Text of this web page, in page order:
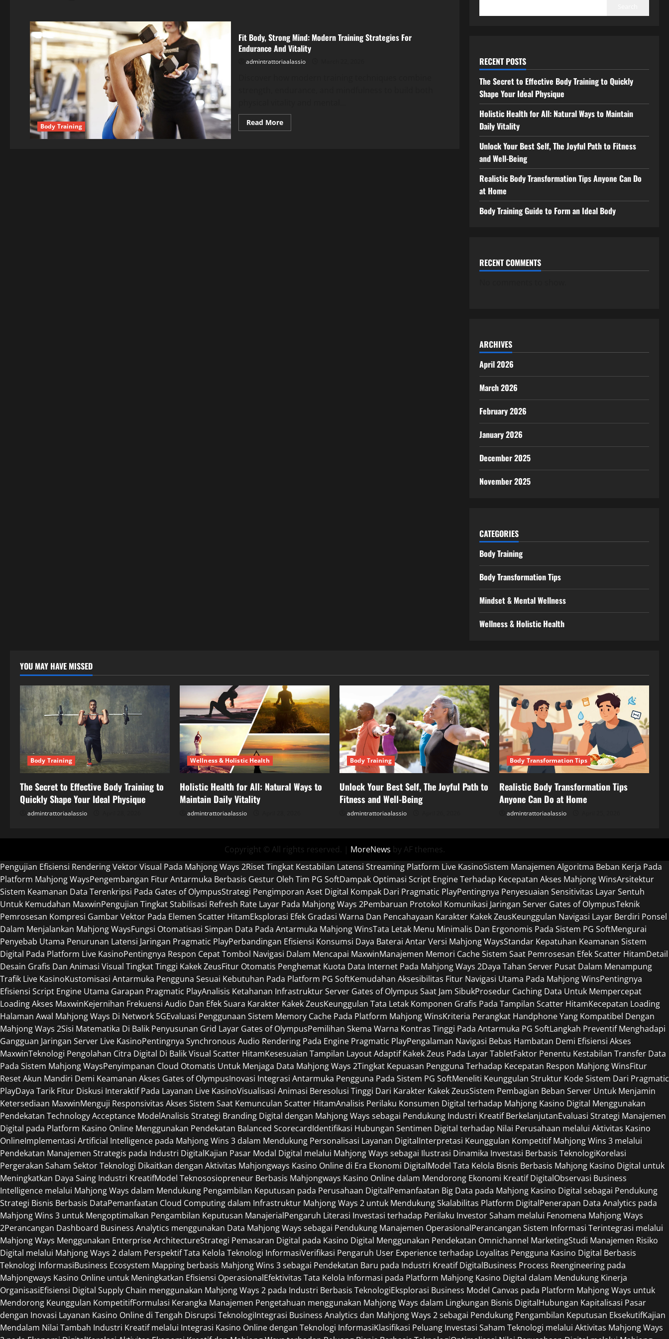
Body Training
Fit Body, Strong Mind: Modern Training Strategies For
Endurance And Vitality
admintrattoriaalassio
Read MoreRead
more
RECENT POSTS
The Secret to Effective Body Training to Quickly
Shape Your Ideal Physique
Holistic Health for All: Natural Ways to Maintain
Daily Vitality
Unlock Your Best Self, The Joyful Path to Fitness
and Well-Being
Realistic Body Transformation Tips Anyone Can Do
at Home
Body Training Guide to Form an Ideal Body
RECENT COMMENTS
ARCHIVES
April 2026
March 2026
February 2026
January 2026
December 2025
November 2025
CATEGORIES
Body Training
Body Transformation Tips
Mindset & Mental Wellness
Wellness & Holistic Health
YOU MAY HAVE MISSED
Body Training
The Secret to Effective Body Training to
Quickly Shape Your Ideal Physique
admintrattoriaalassio
Wellness & Holistic Health
Holistic Health for All: Natural Ways to
Maintain Daily Vitality
admintrattoriaalassio
Body Training
Unlock Your Best Self, The Joyful Path to
Fitness and Well-Being
admintrattoriaalassio
Body Transformation Tips
Realistic Body Transformation Tips
Anyone Can Do at Home
admintrattoriaalassio
Copyright © All rights reserved. | MoreNews by AF themes.
Pengujian Efisiensi Rendering Vektor Visual Pada Mahjong Ways 2Riset Tingkat Kestabilan Latensi Streaming Platform Live KasinoSistem Manajemen Algoritma Beban Kerja Pada
Platform Mahjong WaysPengembangan Fitur Antarmuka Berbasis Gestur Oleh Tim PG SoftDampak Optimasi Script Engine Terhadap Kecepatan Akses Mahjong WinsArsitektur
Sistem Keamanan Data Terenkripsi Pada Gates of OlympusStrategi Pengimporan Aset Digital Kompak Dari Pragmatic PlayPentingnya Penyesuaian Sensitivitas Layar Sentuh
Untuk Kemudahan MaxwinPengujian Tingkat Stabilisasi Refresh Rate Layar Pada Mahjong Ways 2Pembaruan Protokol Komunikasi Jaringan Server Gates of OlympusTeknik
Pemrosesan Kompresi Gambar Vektor Pada Elemen Scatter HitamEksplorasi Efek Gradasi Warna Dan Pencahayaan Karakter Kakek ZeusKeunggulan Navigasi Layar Berdiri Ponsel
Dalam Menjalankan Mahjong WaysFungsi Otomatisasi Simpan Data Pada Antarmuka Mahjong WinsTata Letak Menu Minimalis Dan Ergonomis Pada Sistem PG SoftMengurai
Penyebab Utama Penurunan Latensi Jaringan Pragmatic PlayPerbandingan Efisiensi Konsumsi Daya Baterai Antar Versi Mahjong WaysStandar Kepatuhan Keamanan Sistem
Digital Pada Platform Live KasinoPentingnya Respon Cepat Tombol Navigasi Dalam Mencapai MaxwinManajemen Memori Cache Sistem Saat Pemrosesan Efek Scatter HitamDetail
Desain Grafis Dan Animasi Visual Tingkat Tinggi Kakek ZeusFitur Otomatis Penghemat Kuota Data Internet Pada Mahjong Ways 2Daya Tahan Server Pusat Dalam Menampung
Trafik Live KasinoKustomisasi Antarmuka Pengguna Sesuai Kebutuhan Pada Platform PG SoftKemudahan Aksesibilitas Fitur Navigasi Utama Pada Mahjong WinsPentingnya
Efisiensi Script Engine Utama Garapan Pragmatic PlayAnalisis Ketahanan Infrastruktur Server Gates of Olympus Saat Jam SibukProsedur Caching Data Untuk Mempercepat
Loading Akses MaxwinKejernihan Frekuensi Audio Dan Efek Suara Karakter Kakek ZeusKeunggulan Tata Letak Komponen Grafis Pada Tampilan Scatter HitamKecepatan Loading
Halaman Awal Mahjong Ways Di Network 5GEvaluasi Penggunaan Sistem Memory Cache Pada Platform Mahjong WinsKriteria Perangkat Handphone Yang Kompatibel Dengan
Mahjong Ways 2Sisi Matematika Di Balik Penyusunan Grid Layar Gates of OlympusPemilihan Skema Warna Kontras Tinggi Pada Antarmuka PG SoftLangkah Preventif Menghadapi
Gangguan Jaringan Server Live KasinoPentingnya Synchronous Audio Rendering Pada Engine Pragmatic PlayPengalaman Navigasi Bebas Hambatan Demi Efisiensi Akses
MaxwinTeknologi Pengolahan Citra Digital Di Balik Visual Scatter HitamKesesuaian Tampilan Layout Adaptif Kakek Zeus Pada Layar TabletFaktor Penentu Kestabilan Transfer Data
Pada Sistem Mahjong WaysPenyimpanan Cloud Otomatis Untuk Menjaga Data Mahjong Ways 2Tingkat Kepuasan Pengguna Terhadap Kecepatan Respon Mahjong WinsFitur
Reset Akun Mandiri Demi Keamanan Akses Gates of OlympusInovasi Integrasi Antarmuka Pengguna Pada Sistem PG SoftMeneliti Keunggulan Struktur Kode Sistem Dari Pragmatic
PlayDaya Tarik Fitur Diskusi Interaktif Pada Layanan Live KasinoVisualisasi Animasi Beresolusi Tinggi Dari Karakter Kakek ZeusSistem Pembagian Beban Server Untuk Menjamin
Ketersediaan MaxwinMenguji Responsivitas Akses Sistem Saat Kemunculan Scatter HitamAnalisis Perilaku Konsumen Digital terhadap Mahjong Kasino Digital Menggunakan
Pendekatan Technology Acceptance ModelAnalisis Strategi Branding Digital dengan Mahjong Ways sebagai Pendukung Industri Kreatif BerkelanjutanEvaluasi Strategi Manajemen
Digital pada Platform Kasino Online Menggunakan Pendekatan Balanced ScorecardIdentifikasi Hubungan Sentimen Digital terhadap Nilai Perusahaan melalui Aktivitas Kasino
OnlineImplementasi Artificial Intelligence pada Mahjong Wins 3 dalam Mendukung Personalisasi Layanan DigitalInterpretasi Keunggulan Kompetitif Mahjong Wins 3 melalui
Pendekatan Manajemen Strategis pada Industri DigitalKajian Pasar Modal Digital melalui Mahjong Ways sebagai Ilustrasi Dinamika Investasi Berbasis TeknologiKorelasi
Pergerakan Saham Sektor Teknologi Dikaitkan dengan Aktivitas Mahjongways Kasino Online di Era Ekonomi DigitalModel Tata Kelola Bisnis Berbasis Mahjong Kasino Digital untuk
Meningkatkan Daya Saing Industri KreatifModel Teknososiopreneur Berbasis Mahjongways Kasino Online dalam Mendorong Ekonomi Kreatif DigitalObservasi Business
Intelligence melalui Mahjong Ways dalam Mendukung Pengambilan Keputusan pada Perusahaan DigitalPemanfaatan Big Data pada Mahjong Kasino Digital sebagai Pendukung
Strategi Bisnis Berbasis DataPemanfaatan Cloud Computing dalam Infrastruktur Mahjong Ways 2 untuk Mendukung Skalabilitas Platform DigitalPenerapan Data Analytics pada
Mahjong Wins 3 untuk Mengoptimalkan Pengambilan Keputusan ManajerialPengaruh Literasi Investasi terhadap Perilaku Investor Saham melalui Fenomena Mahjong Ways
2Perancangan Dashboard Business Analytics menggunakan Data Mahjong Ways sebagai Pendukung Manajemen OperasionalPerancangan Sistem Informasi Terintegrasi melalui
Mahjong Ways Menggunakan Enterprise ArchitectureStrategi Pemasaran Digital pada Kasino Digital Menggunakan Pendekatan Omnichannel MarketingStudi Manajemen Risiko
Digital melalui Mahjong Ways 2 dalam Perspektif Tata Kelola Teknologi InformasiVerifikasi Pengaruh User Experience terhadap Loyalitas Pengguna Kasino Digital Berbasis
Teknologi InformasiBusiness Ecosystem Mapping berbasis Mahjong Wins 3 sebagai Pendekatan Baru pada Industri Kreatif DigitalBusiness Process Reengineering pada
Mahjongways Kasino Online untuk Meningkatkan Efisiensi OperasionalEfektivitas Tata Kelola Informasi pada Platform Mahjong Kasino Digital dalam Mendukung Kinerja
OrganisasiEfisiensi Digital Supply Chain menggunakan Mahjong Ways 2 pada Industri Berbasis TeknologiEksplorasi Business Model Canvas pada Platform Mahjong Ways untuk
Mendorong Keunggulan KompetitifFormulasi Kerangka Manajemen Pengetahuan menggunakan Mahjong Ways dalam Lingkungan Bisnis DigitalHubungan Kapitalisasi Pasar
dengan Inovasi Layanan Kasino Online di Tengah Disrupsi TeknologiIntegrasi Business Analytics dan Mahjong Ways 2 sebagai Pendukung Pengambilan Keputusan EksekutifKajian
Mendalam Nilai Tambah Industri Kreatif melalui Integrasi Kasino Online dengan Teknologi InformasiKlasifikasi Peluang Investasi Saham Teknologi melalui Aktivitas Mahjong Ways